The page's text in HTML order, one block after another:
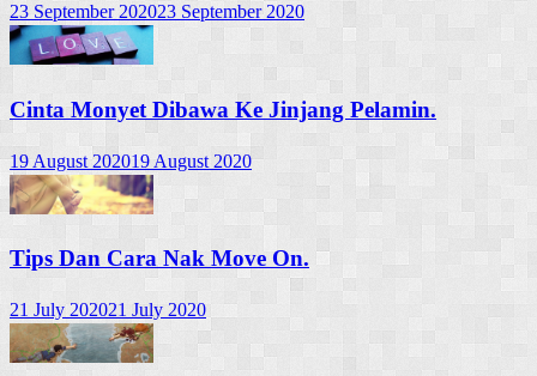
23 September 202023 September 2020
Cinta Monyet Dibawa Ke Jinjang Pelamin.
19 August 202019 August 2020
Tips Dan Cara Nak Move On.
21 July 202021 July 2020